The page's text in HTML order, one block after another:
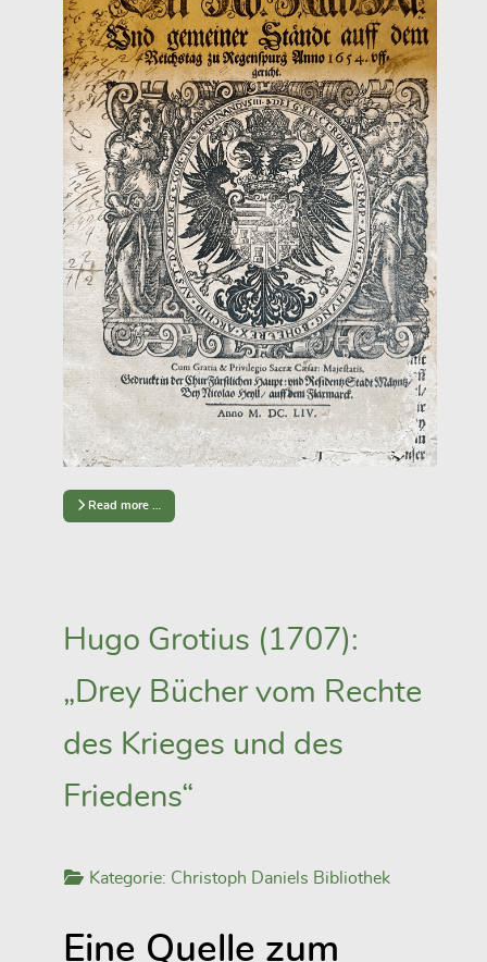
Read more …
Hugo Grotius (1707):
„Drey Bücher vom Rechte
des Krieges und des
Friedens“
Kategorie: Christoph Daniels Bibliothek
Eine Quelle zum